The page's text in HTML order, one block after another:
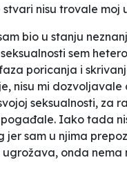
nisu trovale moj
bio u stanju
sem
poricanja i
nisu mi dozvoljavale
seksualnosti, za
Iako tada
jer sam u njima
onda nema